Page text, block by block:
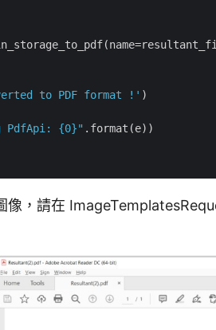
to PDF format !' )
PdfApi: {0}" .format(e))
像，請在